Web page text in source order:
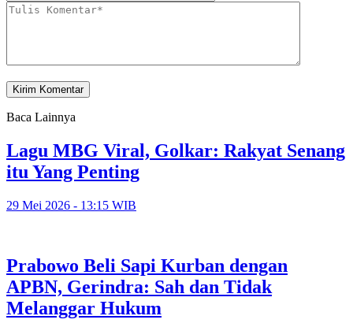
Baca Lainnya
Lagu MBG Viral, Golkar: Rakyat Senang
itu Yang Penting
29 Mei 2026 - 13:15 WIB
Prabowo Beli Sapi Kurban dengan
APBN, Gerindra: Sah dan Tidak
Melanggar Hukum